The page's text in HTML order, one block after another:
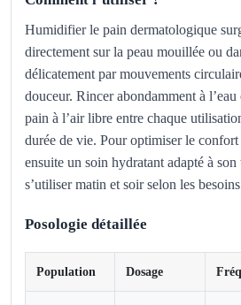
Humidifier le pain dermatologique
directement sur la peau mouillée ou
délicatement par mouvements
douceur. Rincer abondamment à
pain à l’air libre entre chaque
durée de vie. Pour optimiser le
ensuite un soin hydratant adapté à
s’utiliser matin et soir selon les
Posologie détaillée
Population Dosage